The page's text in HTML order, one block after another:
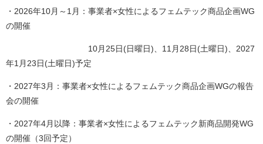
・2026年10月～1月：事業者×女性によるフェムテック商品企画WG
の開催
10月25日(日曜日)、11月28日(土曜日)、2027
年1月23日(土曜日)予定
・2027年3月：事業者×女性によるフェムテック商品企画WGの報告
会の開催
・2027年4月以降：事業者×女性によるフェムテック新商品開発WG
の開催（3回予定）